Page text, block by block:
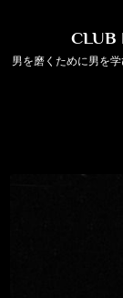
content
CLUB
男を磨くために男を